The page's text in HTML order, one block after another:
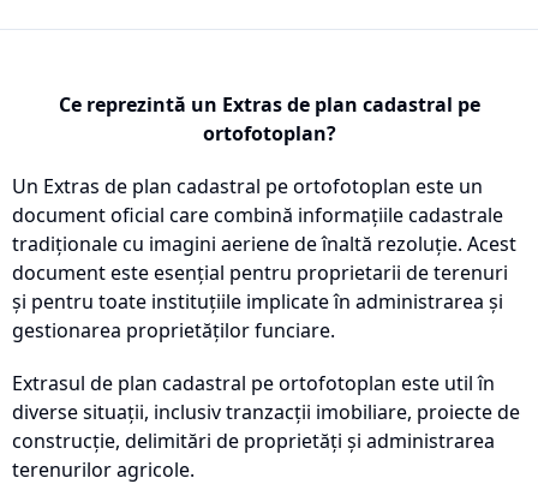
Ce reprezintă un Extras de plan cadastral pe
ortofotoplan?
Un Extras de plan cadastral pe ortofotoplan este un
document oficial care combină informațiile cadastrale
tradiționale cu imagini aeriene de înaltă rezoluție. Acest
document este esențial pentru proprietarii de terenuri
și pentru toate instituțiile implicate în administrarea și
gestionarea proprietăților funciare.
Extrasul de plan cadastral pe ortofotoplan este util în
diverse situații, inclusiv tranzacții imobiliare, proiecte de
construcție, delimitări de proprietăți și administrarea
terenurilor agricole.